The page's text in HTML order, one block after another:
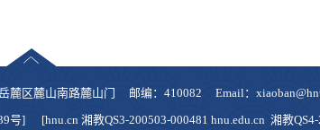
麓区麓山南路麓山门 邮编：410082 Email：
号] [hnu.cn 湘教QS3-200503-000481 hnu.edu.cn 湘教